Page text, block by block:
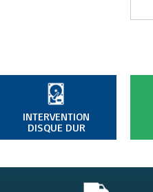
INTERVENTION
DISQUE DUR